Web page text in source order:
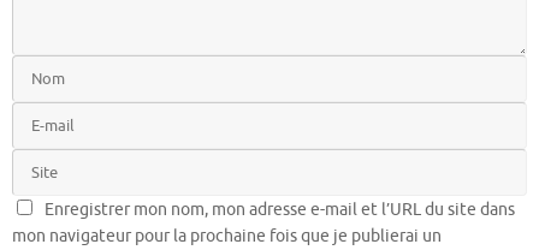
Enregistrer mon nom, mon adresse e-mail et l’URL du site dans
mon navigateur pour la prochaine fois que je publierai un